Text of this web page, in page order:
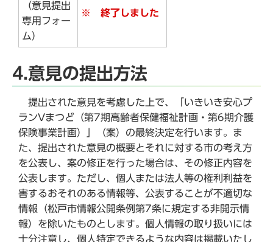
（意見提出
専用フォー
ム）
※ 終了しました
4.意見の提出方法
提出された意見を考慮した上で、「いきいき安心プ
ランVまつど（第7期高齢者保健福祉計画・第6期介護
保険事業計画）」（案）の最終決定を行います。ま
た、提出された意見の概要とそれに対する市の考え方
を公表し、案の修正を行った場合は、その修正内容を
公表します。ただし、個人または法人等の権利利益を
害するおそれのある情報等、公表することが不適切な
情報（松戸市情報公開条例第7条に規定する非開示情
報）を除いたものとします。個人情報の取り扱いには
十分注意し、個人特定できるような内容は掲載いたし